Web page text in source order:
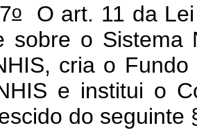
oO art. 11 da
sobre o Sistema
cria o
e institui o
do seguinte